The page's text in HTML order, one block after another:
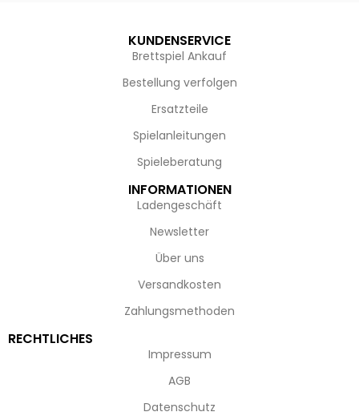
KUNDENSERVICE
Brettspiel Ankauf
Bestellung verfolgen
Ersatzteile
Spielanleitungen
Spieleberatung
INFORMATIONEN
Ladengeschäft
Newsletter
Über uns
Versandkosten
Zahlungsmethoden
RECHTLICHES
Impressum
AGB
Datenschutz